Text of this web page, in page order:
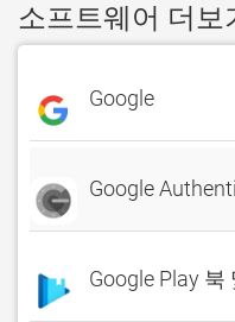
소프트웨어 더보
Google
Google
Google Play 북